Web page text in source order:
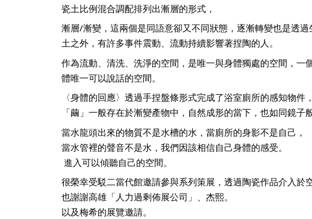
瓷土比例混合調配排列出漸層的形式，
漸層/漸變，這兩個是同語意卻又不同狀態，逐漸轉變也是透
土之外，有許多事件震動、流動持續影響著捏陶的人。
作為流動、清洗、洗淨的空間，是唯一與身體獨處的空間，
體唯一可以說話的空間。
〈身體的回應〉透過手捏盤條形式完成了浴室廁所的感知物
「繭」一般存在於漸變產物中，自然成形的當下，也如同鏡子
當水龍頭出來的物質不是水槽的水，當廁所的身影不是自己，
當水管裡的聲音不是水，我們因該相信自己身體的感受。
進入可以傾聽自己的空間。
很榮幸受駁二當代館邀請參與系列策展，透過陶瓷作品介入於空
也謝謝高雄「人力過剩佈展公司」、杰熙。
以及梅希的展覽邀請。